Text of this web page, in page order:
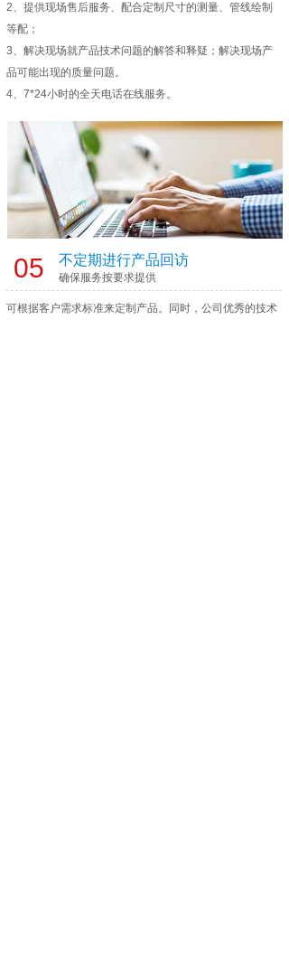
05 确保服务按要求提供
可根据客户需求标准来定制产品。同时，公司优秀的技术
不定期进行产品回访
2、提供现场售后服务、配合定制尺寸的测量、管线绘制
等配；
3、解决现场就产品技术问题的解答和释疑；解决现场产
品可能出现的质量问题。
4、7*24小时的全天电话在线服务。